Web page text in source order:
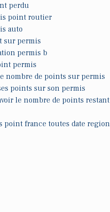
perdu
point routier
auto
sur permis
permis b
permis
nombre de points sur permis
points sur son permis
le nombre de points restant
point france toutes date region